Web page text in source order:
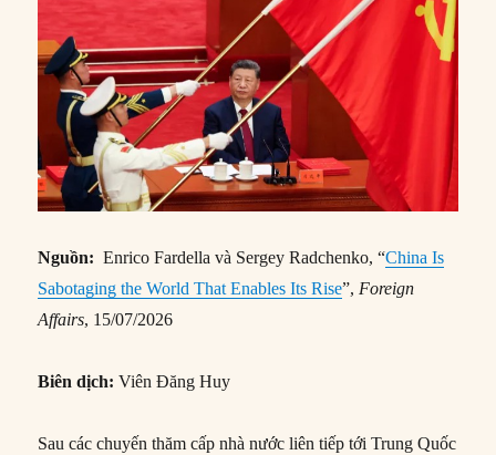
Nguồn: Enrico Fardella và Sergey Radchenko, “China Is
Sabotaging the World That Enables Its Rise”, Foreign
Affairs, 15/07/2026
Biên dịch:Viên Đăng Huy
Sau các chuyến thăm cấp nhà nước liên tiếp tới Trung Quốc